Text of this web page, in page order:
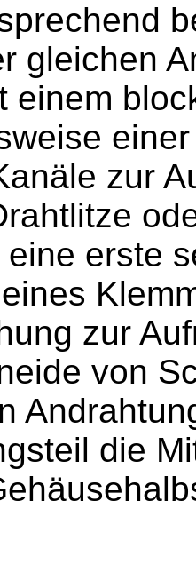
gleichen
einem
zur
erste
zur
von
die